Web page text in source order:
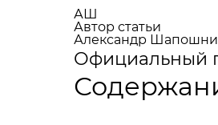
АШ
Автор статьи
Александр
Официальный